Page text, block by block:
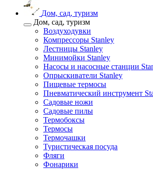
Дом, сад, туризм
Дом, сад, туризм
Воздуходувки
Компрессоры Stanley
Лестницы Stanley
Минимойки Stanley
Насосы и насосные станции
Опрыскиватели Stanley
Пищевые термосы
Пневматический инструмент
Садовые ножи
Садовые пилы
Термобоксы
Термосы
Термочашки
Туристическая посуда
Фляги
Фонарики